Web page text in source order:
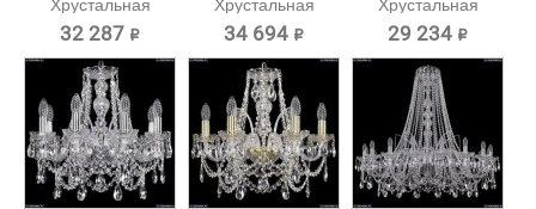
Хрустальная
подвесная...
32 287 ₽
Хрустальная
подвесная...
34 694 ₽
Хрустальная
подвесная...
29 234 ₽